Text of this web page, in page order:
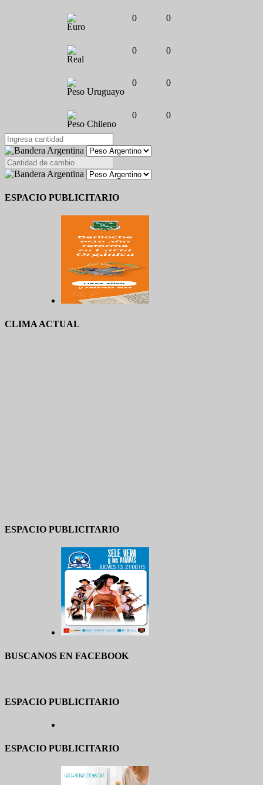
Euro
0 0
Real
0 0
Peso Uruguayo
0 0
Peso Chileno
0 0
ESPACIO PUBLICITARIO
CLIMA ACTUAL
ESPACIO PUBLICITARIO
BUSCANOS EN FACEBOOK
ESPACIO PUBLICITARIO
ESPACIO PUBLICITARIO